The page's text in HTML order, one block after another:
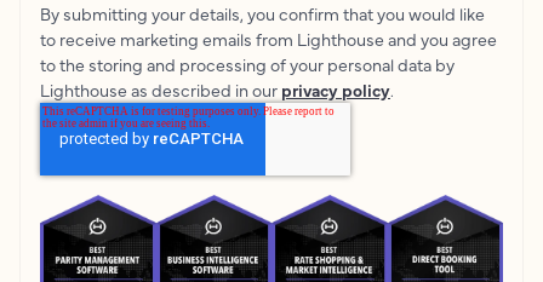
By submitting your details, you confirm that you would like
to receive marketing emails from Lighthouse and you agree
to the storing and processing of your personal data by
Lighthouse as described in our privacy policy.